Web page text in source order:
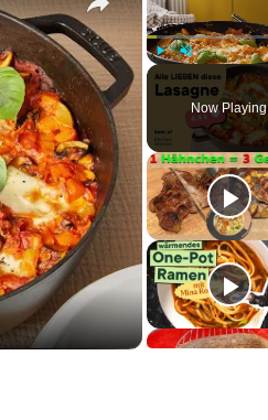
Play Unmute
Now Playing